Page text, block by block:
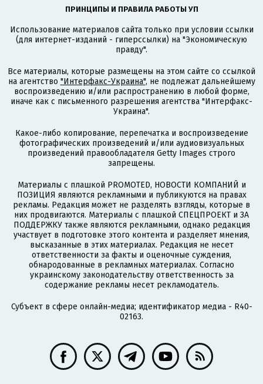
ПРИНЦИПЫ И ПРАВИЛА РАБОТЫ УП
Использование материалов сайта только при условии ссылки
(для интернет-изданий - гиперссылки) на "Экономическую
правду".
Все материалы, которые размещены на этом сайте со ссылкой
на агентство "Интерфакс-Украина", не подлежат дальнейшему
воспроизведению и/или распространению в любой форме,
иначе как с письменного разрешения агентства "Интерфакс-
Украина".
Какое-либо копирование, перепечатка и воспроизведение
фотографических произведений и/или аудиовизуальных
произведений правообладателя Getty Images строго
запрещены.
Материалы с плашкой PROMOTED, НОВОСТИ КОМПАНИЙ и
ПОЗИЦИЯ являются рекламными и публикуются на правах
рекламы. Редакция может не разделять взгляды, которые в
них продвигаются. Материалы с плашкой СПЕЦПРОЕКТ и ЗА
ПОДДЕРЖКУ также являются рекламными, однако редакция
участвует в подготовке этого контента и разделяет мнения,
высказанные в этих материалах. Редакция не несет
ответственности за факты и оценочные суждения,
обнародованные в рекламных материалах. Согласно
украинскому законодательству ответственность за
содержание рекламы несет рекламодатель.
Субъект в сфере онлайн-медиа; идентификатор медиа - R40-
02163.